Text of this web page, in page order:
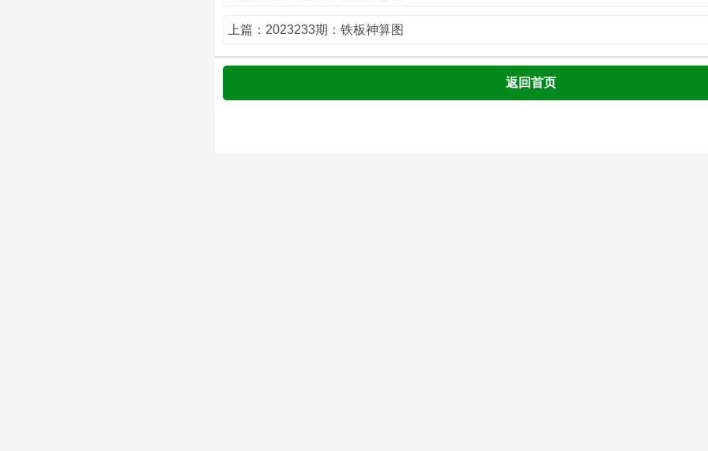
上篇：2023233期：铁板神算图
返回首页